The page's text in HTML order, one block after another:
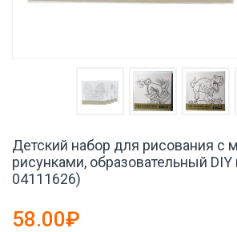
Детский набор для рисования с
рисунками, образовательный DIY
04111626)
58.00₽